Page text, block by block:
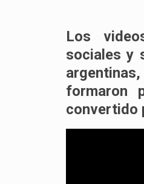
Los
sociales y
formaron
convertido